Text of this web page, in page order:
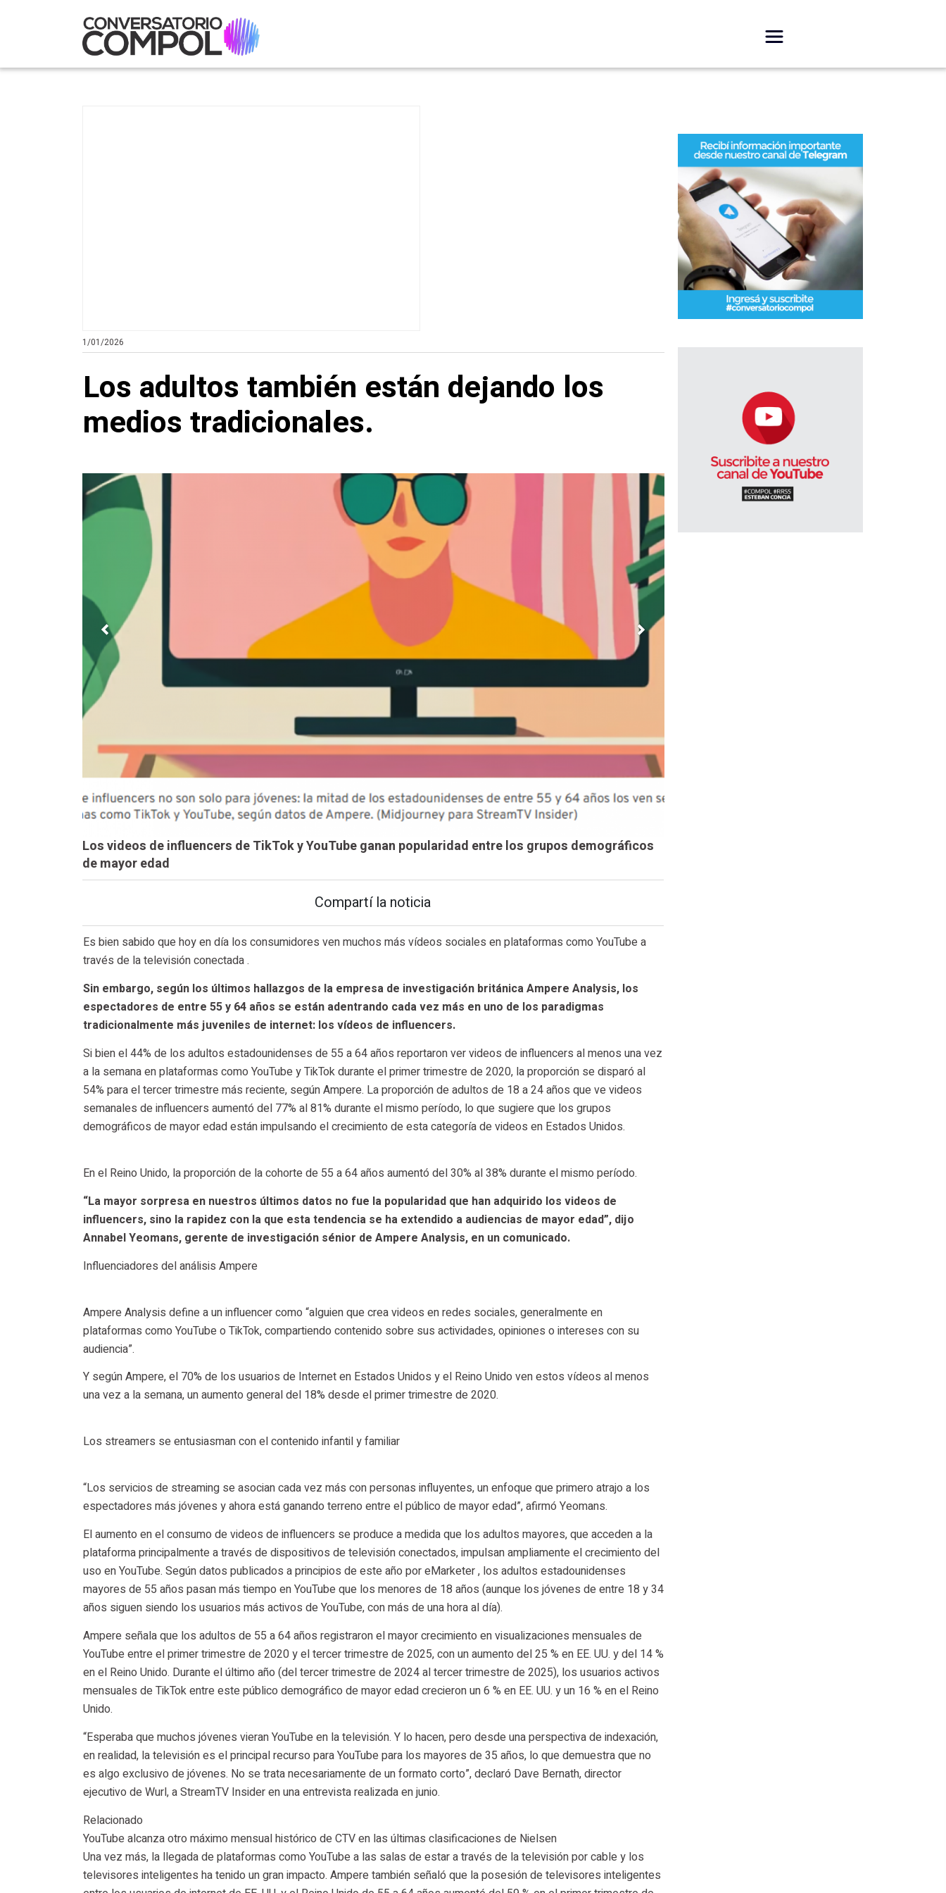
1/01/2026
Los adultos también están dejando los
medios tradicionales.
Los videos de influencers de TikTok y YouTube ganan popularidad entre los grupos demográficos
de mayor edad
Compartí la noticia
Es bien sabido que hoy en día los consumidores ven muchos más vídeos sociales en plataformas como YouTube a
través de la televisión conectada .
Sin embargo, según los últimos hallazgos de la empresa de investigación británica Ampere Analysis, los
espectadores de entre 55 y 64 años se están adentrando cada vez más en uno de los paradigmas
tradicionalmente más juveniles de internet: los vídeos de influencers.
Si bien el 44% de los adultos estadounidenses de 55 a 64 años reportaron ver videos de influencers al menos una vez
a la semana en plataformas como YouTube y TikTok durante el primer trimestre de 2020, la proporción se disparó al
54% para el tercer trimestre más reciente, según Ampere. La proporción de adultos de 18 a 24 años que ve videos
semanales de influencers aumentó del 77% al 81% durante el mismo período, lo que sugiere que los grupos
demográficos de mayor edad están impulsando el crecimiento de esta categoría de videos en Estados Unidos.
En el Reino Unido, la proporción de la cohorte de 55 a 64 años aumentó del 30% al 38% durante el mismo período.
“La mayor sorpresa en nuestros últimos datos no fue la popularidad que han adquirido los videos de
influencers, sino la rapidez con la que esta tendencia se ha extendido a audiencias de mayor edad”, dijo
Annabel Yeomans, gerente de investigación sénior de Ampere Analysis, en un comunicado.
Influenciadores del análisis Ampere
Ampere Analysis define a un influencer como “alguien que crea videos en redes sociales, generalmente en
plataformas como YouTube o TikTok, compartiendo contenido sobre sus actividades, opiniones o intereses con su
audiencia”.
Y según Ampere, el 70% de los usuarios de Internet en Estados Unidos y el Reino Unido ven estos vídeos al menos
una vez a la semana, un aumento general del 18% desde el primer trimestre de 2020.
Los streamers se entusiasman con el contenido infantil y familiar
“Los servicios de streaming se asocian cada vez más con personas influyentes, un enfoque que primero atrajo a los
espectadores más jóvenes y ahora está ganando terreno entre el público de mayor edad”, afirmó Yeomans.
El aumento en el consumo de videos de influencers se produce a medida que los adultos mayores, que acceden a la
plataforma principalmente a través de dispositivos de televisión conectados, impulsan ampliamente el crecimiento del
uso en YouTube. Según datos publicados a principios de este año por eMarketer , los adultos estadounidenses
mayores de 55 años pasan más tiempo en YouTube que los menores de 18 años (aunque los jóvenes de entre 18 y 34
años siguen siendo los usuarios más activos de YouTube, con más de una hora al día).
Ampere señala que los adultos de 55 a 64 años registraron el mayor crecimiento en visualizaciones mensuales de
YouTube entre el primer trimestre de 2020 y el tercer trimestre de 2025, con un aumento del 25 % en EE. UU. y del 14 %
en el Reino Unido. Durante el último año (del tercer trimestre de 2024 al tercer trimestre de 2025), los usuarios activos
mensuales de TikTok entre este público demográfico de mayor edad crecieron un 6 % en EE. UU. y un 16 % en el Reino
Unido.
“Esperaba que muchos jóvenes vieran YouTube en la televisión. Y lo hacen, pero desde una perspectiva de indexación,
en realidad, la televisión es el principal recurso para YouTube para los mayores de 35 años, lo que demuestra que no
es algo exclusivo de jóvenes. No se trata necesariamente de un formato corto”, declaró Dave Bernath, director
ejecutivo de Wurl, a StreamTV Insider en una entrevista realizada en junio.
Relacionado
YouTube alcanza otro máximo mensual histórico de CTV en las últimas clasificaciones de Nielsen
Una vez más, la llegada de plataformas como YouTube a las salas de estar a través de la televisión por cable y los
televisores inteligentes ha tenido un gran impacto. Ampere también señaló que la posesión de televisores inteligentes